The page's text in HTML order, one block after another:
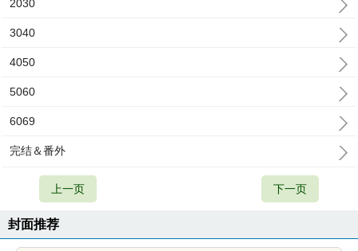
2030
3040
4050
5060
6069
完结＆番外
上一页 下一页
封面推荐